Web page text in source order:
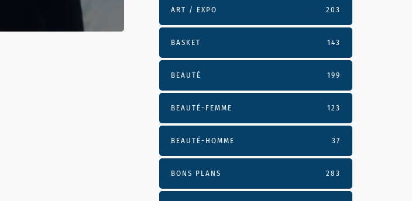
ART / EXPO 203
BASKET 143
BEAUTÉ 199
BEAUTÉ-FEMME 123
BEAUTÉ-HOMME 37
BONS PLANS 283